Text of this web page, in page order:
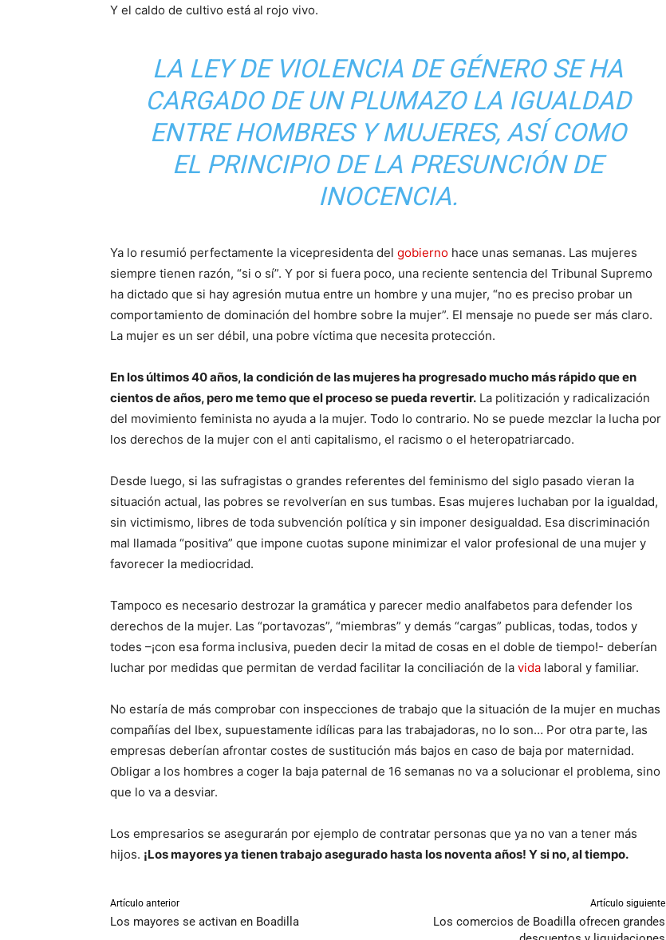
Y el caldo de cultivo está al rojo vivo.
LA LEY DE VIOLENCIA DE GÉNERO SE HA
CARGADO DE UN PLUMAZO LA IGUALDAD
ENTRE HOMBRES Y MUJERES, ASÍ COMO
EL PRINCIPIO DE LA PRESUNCIÓN DE
INOCENCIA.
Ya lo resumió perfectamente la vicepresidenta del gobierno hace unas semanas. Las mujeres
siempre tienen razón, “si o sí”. Y por si fuera poco, una reciente sentencia del Tribunal Supremo
ha dictado que si hay agresión mutua entre un hombre y una mujer, “no es preciso probar un
comportamiento de dominación del hombre sobre la mujer”. El mensaje no puede ser más claro.
La mujer es un ser débil, una pobre víctima que necesita protección.
En los últimos 40 años, la condición de las mujeres ha progresado mucho más rápido que en
cientos de años, pero me temo que el proceso se pueda revertir. La politización y radicalización
del movimiento feminista no ayuda a la mujer. Todo lo contrario. No se puede mezclar la lucha por
los derechos de la mujer con el anti capitalismo, el racismo o el heteropatriarcado.
Desde luego, si las sufragistas o grandes referentes del feminismo del siglo pasado vieran la
situación actual, las pobres se revolverían en sus tumbas. Esas mujeres luchaban por la igualdad,
sin victimismo, libres de toda subvención política y sin imponer desigualdad. Esa discriminación
mal llamada “positiva” que impone cuotas supone minimizar el valor profesional de una mujer y
favorecer la mediocridad.
Tampoco es necesario destrozar la gramática y parecer medio analfabetos para defender los
derechos de la mujer. Las “portavozas”, “miembras” y demás “cargas” publicas, todas, todos y
todes –¡con esa forma inclusiva, pueden decir la mitad de cosas en el doble de tiempo!- deberían
luchar por medidas que permitan de verdad facilitar la conciliación de la vida laboral y familiar.
No estaría de más comprobar con inspecciones de trabajo que la situación de la mujer en muchas
compañías del Ibex, supuestamente idílicas para las trabajadoras, no lo son… Por otra parte, las
empresas deberían afrontar costes de sustitución más bajos en caso de baja por maternidad.
Obligar a los hombres a coger la baja paternal de 16 semanas no va a solucionar el problema, sino
que lo va a desviar.
Los empresarios se asegurarán por ejemplo de contratar personas que ya no van a tener más
hijos. ¡Los mayores ya tienen trabajo asegurado hasta los noventa años! Y si no, al tiempo.
Artículo anterior
Los mayores se activan en Boadilla
Artículo siguiente
Los comercios de Boadilla ofrecen grandes